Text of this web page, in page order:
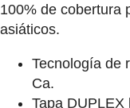
100% de cobertura
asiáticos.
Tecnología de
Ca.
Tapa DUPLEX